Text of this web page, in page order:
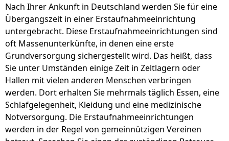
Nach Ihrer Ankunft in Deutschland werden Sie für eine
Übergangszeit in einer Erstaufnahmeeinrichtung
untergebracht. Diese Erstaufnahmeeinrichtungen sind
oft Massenunterkünfte, in denen eine erste
Grundversorgung sichergestellt wird. Das heißt, dass
Sie unter Umständen einige Zeit in Zeltlagern oder
Hallen mit vielen anderen Menschen verbringen
werden. Dort erhalten Sie mehrmals täglich Essen, eine
Schlafgelegenheit, Kleidung und eine medizinische
Notversorgung. Die Erstaufnahmeeinrichtungen
werden in der Regel von gemeinnützigen Vereinen